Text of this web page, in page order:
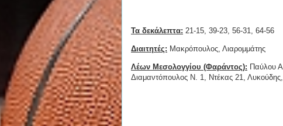
Τα δεκάλεπτα: 21-15, 39-23, 56-31, 64-56
Διαιτητές: Μακρόπουλος, Λιαρομμάτης
Λέων Μεσολογγίου (Φαράντος): Παύλου
Διαμαντόπουλος Ν. 1, Ντέκας 21,